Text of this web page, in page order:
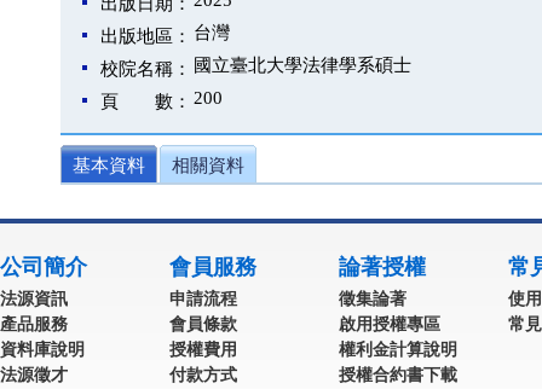
出版地區： 台灣
校院名稱：
國立臺北大學法律學系碩士
頁 數： 200
基本資料 相關資料
公司簡介
法源資訊
產品服務
資料庫說明
法源徵才
會員服務
申請流程
會員條款
授權費用
付款方式
論著授權
徵集論著
啟用授權專區
權利金計算說明
授權合約書下載
常
使
常